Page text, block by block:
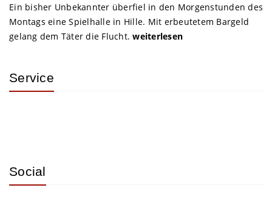
Ein bisher Unbekannter überfiel in den Morgenstunden des
Montags eine Spielhalle in Hille. Mit erbeutetem Bargeld
gelang dem Täter die Flucht.weiterlesen
Service
Social